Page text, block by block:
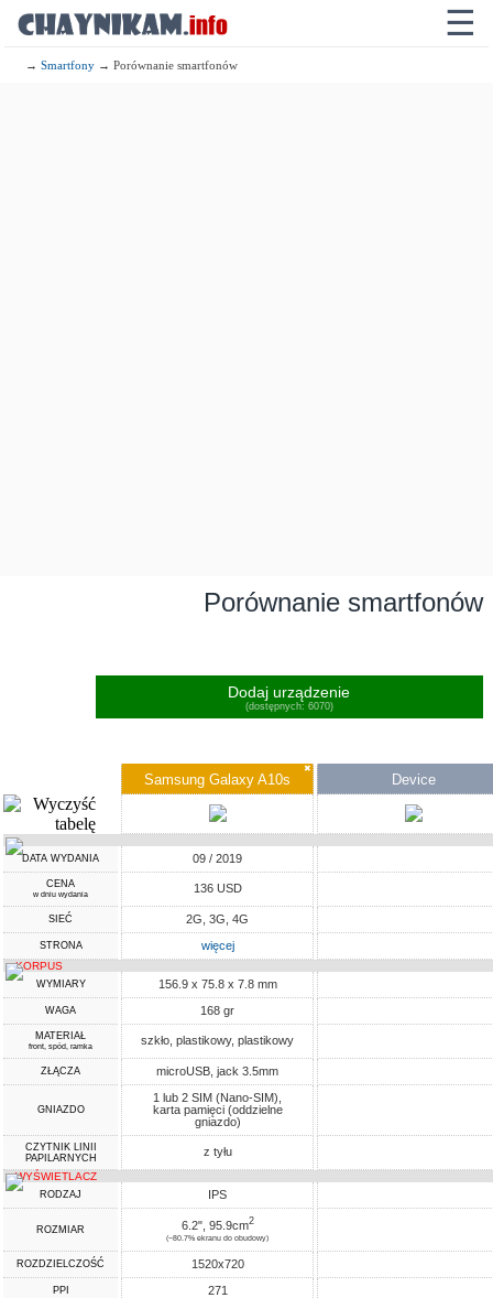
☰
→Smartfony → Porównanie smartfonów
Porównanie smartfonów
Dodaj urządzenie
(dostępnych: 6070)
✖
Samsung Galaxy A10s Device
DATA WYDANIA 09 / 2019
CENA
w dniu wydania 136 USD
SIEĆ 2G, 3G, 4G
STRONA więcej
KORPUS
WYMIARY 156.9 x 75.8 x 7.8 mm
WAGA 168 gr
MATERIAŁ
front, spód, ramka szkło, plastikowy, plastikowy
ZŁĄCZA microUSB, jack 3.5mm
GNIAZDO
1 lub 2 SIM (Nano-SIM),
karta pamięci (oddzielne
gniazdo)
CZYTNIK LINII
PAPILARNYCH
z tyłu
WYŚWIETLACZ
RODZAJ IPS
ROZMIAR 6.2", 95.9cm2
(~80.7% ekranu do obudowy)
ROZDZIELCZOŚĆ 1520x720
PPI 271